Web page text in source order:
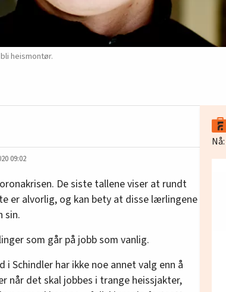
heismontør.
09:02
De siste tallene viser at rundt
er alvorlig, og kan bety at disse lærlingene
sin.
som går på jobb som vanlig.
Schindler har ikke noe annet valg enn å
det skal jobbes i trange heissjakter,
Nå: